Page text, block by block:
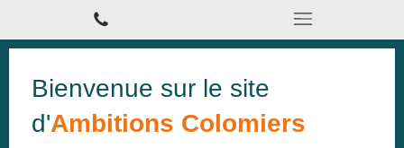
Bienvenue sur le site
d'Ambitions Colomiers